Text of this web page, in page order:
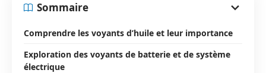
Sommaire
Comprendre les voyants d’huile et leur importance
Exploration des voyants de batterie et de système
électrique